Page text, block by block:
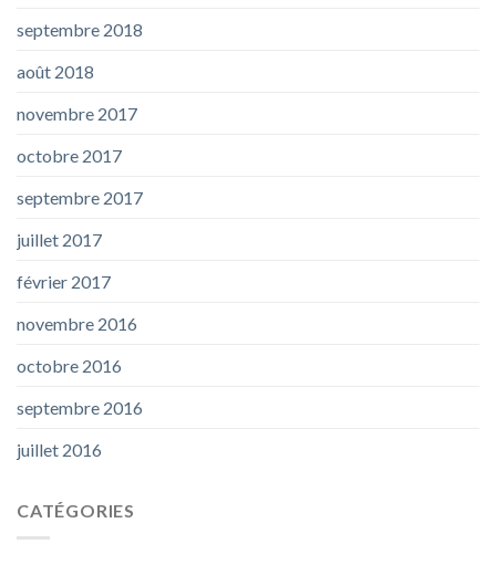
septembre 2018
août 2018
novembre 2017
octobre 2017
septembre 2017
juillet 2017
février 2017
novembre 2016
octobre 2016
septembre 2016
juillet 2016
CATÉGORIES